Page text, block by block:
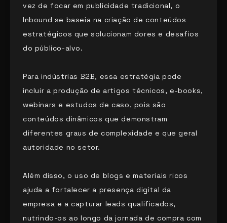
vez de focar em publicidade tradicional, o
Inbound se baseia na criação de conteúdos
estratégicos que solucionam dores e desafios
do público-alvo.
Para indústrias B2B, essa estratégia pode
incluir a produção de artigos técnicos, e-books,
webinars e estudos de caso, pois são
conteúdos dinâmicos que demonstram
diferentes graus de complexidade e que geral
autoridade no setor.
Além disso, o uso de blogs e materiais ricos
ajuda a fortalecer a presença digital da
empresa e a capturar leads qualificados,
nutrindo-os ao longo da jornada de compra com